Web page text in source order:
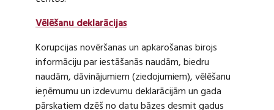
Vēlēšanu deklarācijas
Korupcijas novēršanas un apkarošanas birojs
informāciju par iestāšanās naudām, biedru
naudām, dāvinājumiem (ziedojumiem), vēlēšanu
ieņēmumu un izdevumu deklarācijām un gada
pārskatiem dzēš no datu bāzes desmit gadus